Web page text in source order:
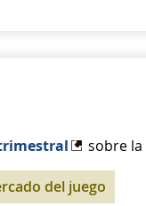
sobre la
del juego